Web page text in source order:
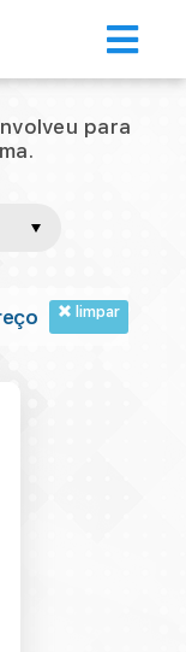
para
limpar